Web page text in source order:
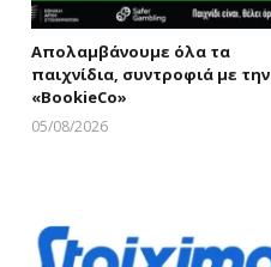
Απολαμβάνουμε όλα τα
παιχνίδια, συντροφιά με την
«ΒοοkieCo»
05/08/2026